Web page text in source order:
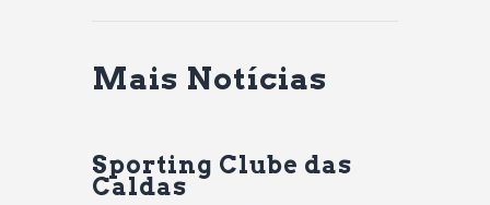
Mais Notícias
Sporting Clube das
Caldas